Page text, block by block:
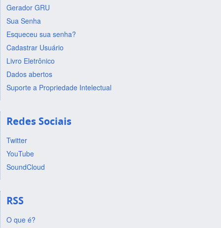
Gerador GRU
Sua Senha
Esqueceu sua senha?
Cadastrar Usuário
Livro Eletrônico
Dados abertos
Suporte a Propriedade Intelectual
Redes Sociais
Twitter
YouTube
SoundCloud
RSS
O que é?